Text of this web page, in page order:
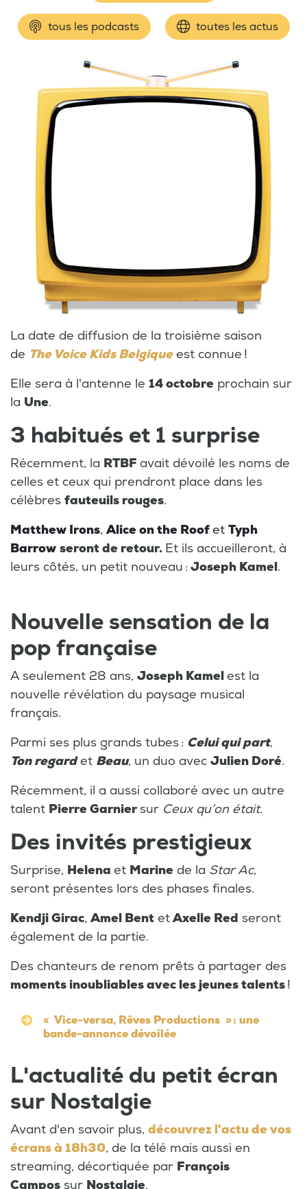
tous les podcasts toutes les actus
La date de diffusion de la troisième saison
de The Voice Kids Belgique est connue !
Elle sera à l'antenne le 14 octobre prochain sur
la Une.
3 habitués et 1 surprise
Récemment, la RTBF avait dévoilé les noms de
celles et ceux qui prendront place dans les
célèbres fauteuils rouges.
Matthew Irons, Alice on the Roofet Typh
Barrow seront de retour. Et ils accueilleront, à
leurs côtés, un petit nouveau : Joseph Kamel.
Nouvelle sensation de la
pop française
A seulement 28 ans, Joseph Kamelest la
nouvelle révélation du paysage musical
français.
Parmi ses plus grands tubes : Celui qui part,
Ton regardet Beau, un duo avec Julien Doré.
Récemment, il a aussi collaboré avec un autre
talent Pierre Garniersur Ceux qu’on était.
Des invités prestigieux
Surprise, Helena et Marine de la Star Ac,
seront présentes lors des phases finales.
Kendji Girac, Amel Bent etAxelle Red seront
également de la partie.
Des chanteurs de renom prêts à partager des
moments inoubliables avec les jeunes talents!
« Vice-versa, Rêves Productions » : une
bande-annonce dévoilée
L'actualité du petit écran
sur Nostalgie
Avant d'en savoir plus, découvrez l'actu de vos
écrans à 18h30, de la télé mais aussi en
streaming, décortiquée par François
Campos sur Nostalgie.